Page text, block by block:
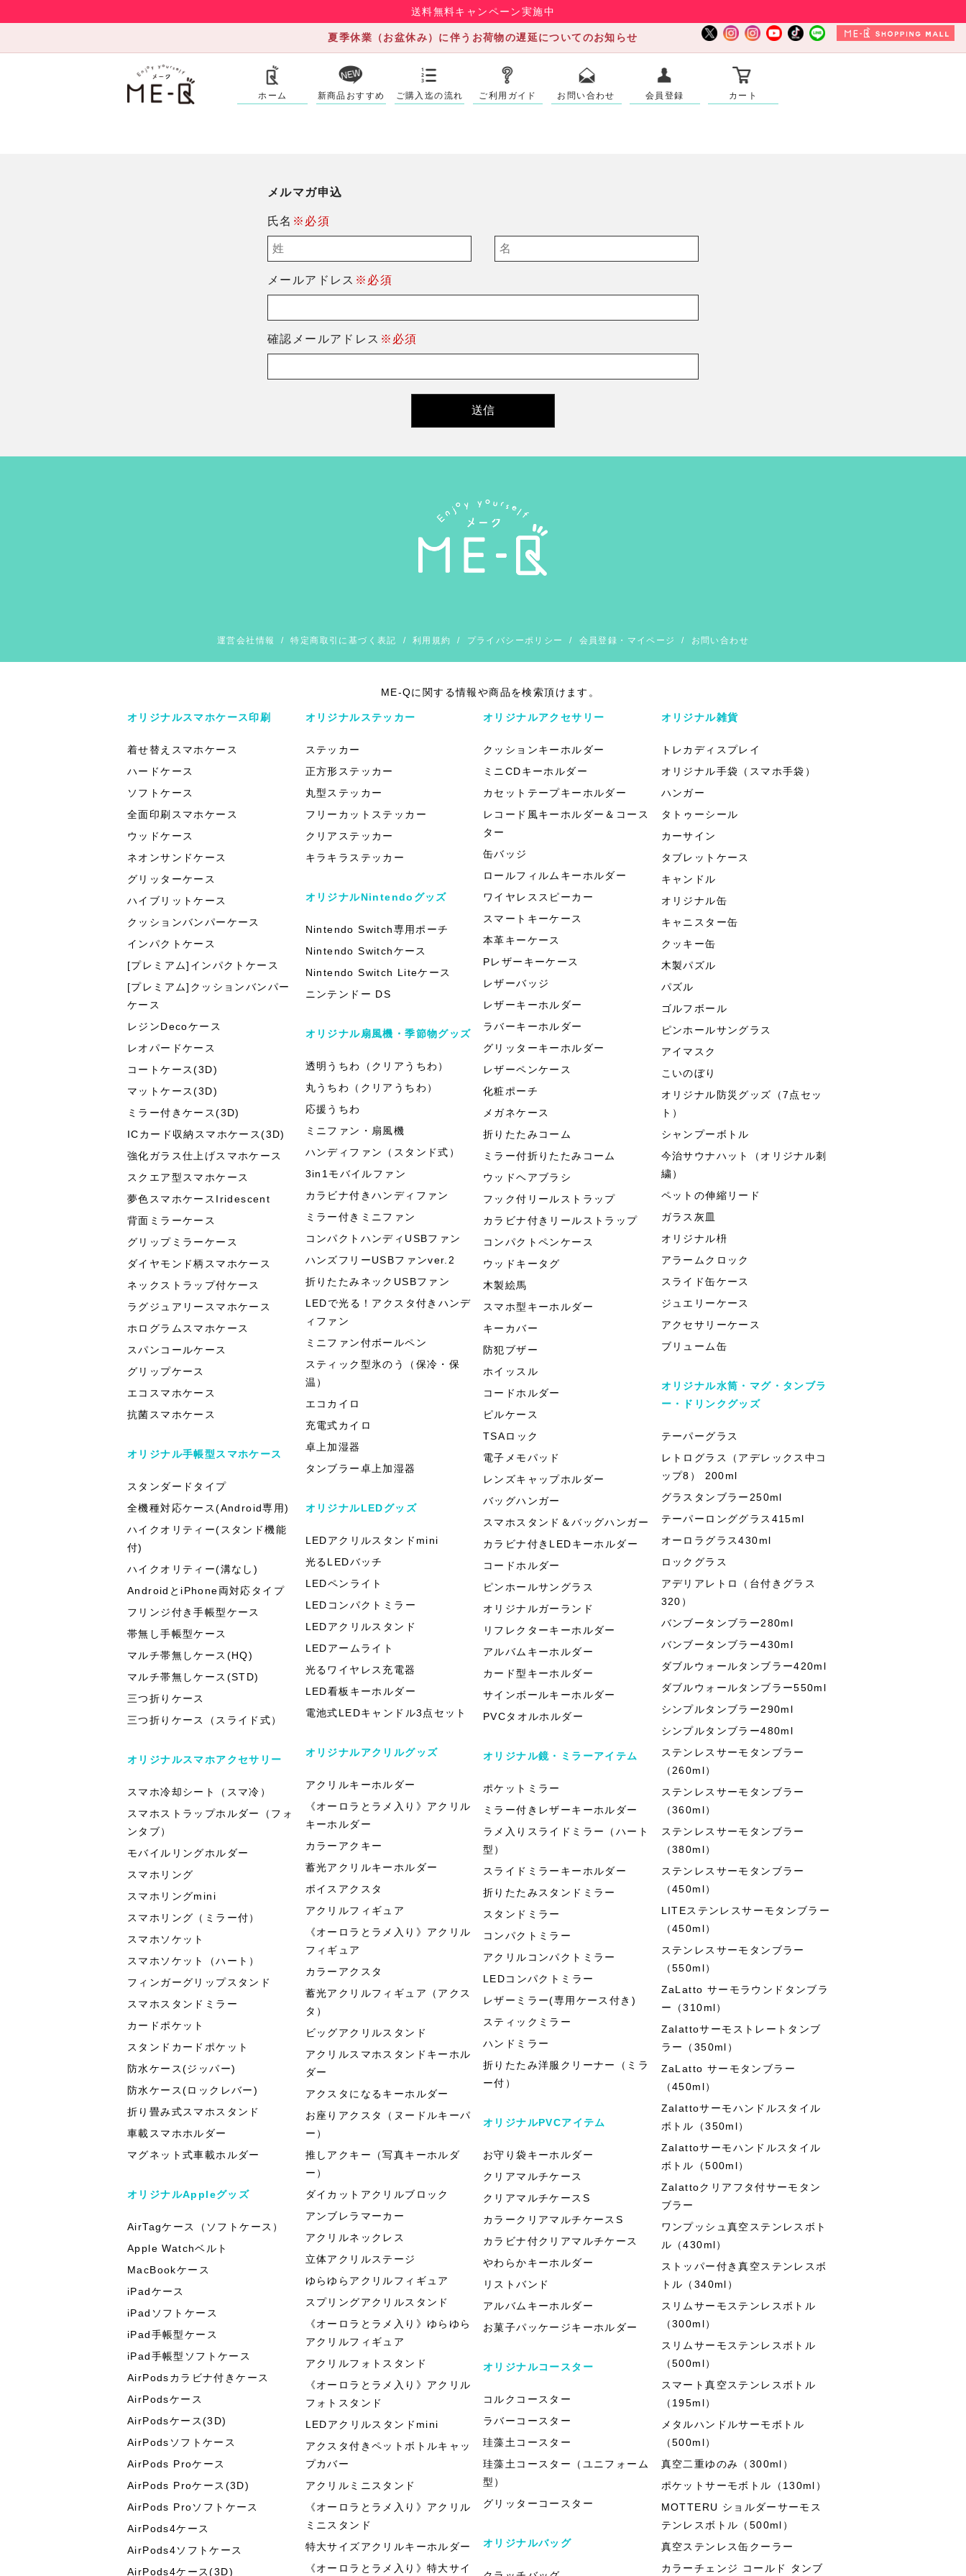
送料無料キャンペーン実施中
夏季休業（お盆休み）に伴うお荷物の遅延についてのお知らせ
ホーム 新商品おすすめ ご購入迄の流れ ご利用ガイド お問い合わせ 会員登録 カート
メルマガ申込
氏名 ※必須
メールアドレス ※必須
確認メールアドレス ※必須
運営会社情報 /特定商取引に基づく表記 / 利用規約 / プライバシーポリシー / 会員登録・マイページ / お問い合わせ
ME-Qに関する情報や商品を検索頂けます。
オリジナルスマホケース印刷
着せ替えスマホケース
ハードケース
ソフトケース
全面印刷スマホケース
ウッドケース
ネオンサンドケース
グリッターケース
ハイブリットケース
クッションバンパーケース
インパクトケース
[プレミアム]インパクトケース
[プレミアム]クッションバンパー
ケース
レジンDecoケース
レオパードケース
コートケース(3D)
マットケース(3D)
ミラー付きケース(3D)
ICカード収納スマホケース(3D)
強化ガラス仕上げスマホケース
スクエア型スマホケース
夢色スマホケースIridescent
背面ミラーケース
グリップミラーケース
ダイヤモンド柄スマホケース
ネックストラップ付ケース
ラグジュアリースマホケース
ホログラムスマホケース
スパンコールケース
グリップケース
エコスマホケース
抗菌スマホケース
オリジナル手帳型スマホケース
スタンダードタイプ
全機種対応ケース(Android専用)
ハイクオリティー(スタンド機能
付)
ハイクオリティー(溝なし)
AndroidとiPhone両対応タイプ
フリンジ付き手帳型ケース
帯無し手帳型ケース
マルチ帯無しケース(HQ)
マルチ帯無しケース(STD)
三つ折りケース
三つ折りケース（スライド式）
オリジナルスマホアクセサリー
スマホ冷却シート（スマ冷）
スマホストラップホルダー（フォ
ンタブ）
モバイルリングホルダー
スマホリング
スマホリングmini
スマホリング（ミラー付）
スマホソケット
スマホソケット（ハート）
フィンガーグリップスタンド
スマホスタンドミラー
カードポケット
スタンドカードポケット
防水ケース(ジッパー)
防水ケース(ロックレバー)
折り畳み式スマホスタンド
車載スマホホルダー
マグネット式車載ホルダー
オリジナルAppleグッズ
AirTagケース（ソフトケース）
Apple Watchベルト
MacBookケース
iPadケース
iPadソフトケース
iPad手帳型ケース
iPad手帳型ソフトケース
AirPodsカラビナ付きケース
AirPodsケース
AirPodsケース(3D)
AirPodsソフトケース
AirPods Proケース
AirPods Proケース(3D)
AirPods Proソフトケース
AirPods4ケース
AirPods4ソフトケース
AirPods4ケース(3D)
オリジナルステッカー
ステッカー
正方形ステッカー
丸型ステッカー
フリーカットステッカー
クリアステッカー
キラキラステッカー
オリジナルNintendoグッズ
Nintendo Switch専用ポーチ
Nintendo Switchケース
Nintendo Switch Liteケース
ニンテンドー DS
オリジナル扇風機・季節物グッズ
透明うちわ（クリアうちわ）
丸うちわ（クリアうちわ）
応援うちわ
ミニファン・扇風機
ハンディファン（スタンド式）
3in1モバイルファン
カラビナ付きハンディファン
ミラー付きミニファン
コンパクトハンディUSBファン
ハンズフリーUSBファンver.2
折りたたみネックUSBファン
LEDで光る！アクスタ付きハンデ
ィファン
ミニファン付ボールペン
スティック型氷のう（保冷・保
温）
エコカイロ
充電式カイロ
卓上加湿器
タンブラー卓上加湿器
オリジナルLEDグッズ
LEDアクリルスタンドmini
光るLEDバッチ
LEDペンライト
LEDコンパクトミラー
LEDアクリルスタンド
LEDアームライト
光るワイヤレス充電器
LED看板キーホルダー
電池式LEDキャンドル3点セット
オリジナルアクリルグッズ
アクリルキーホルダー
《オーロラとラメ入り》アクリル
キーホルダー
カラーアクキー
蓄光アクリルキーホルダー
ボイスアクスタ
アクリルフィギュア
《オーロラとラメ入り》アクリル
フィギュア
カラーアクスタ
蓄光アクリルフィギュア（アクス
タ）
ビッグアクリルスタンド
アクリルスマホスタンドキーホル
ダー
アクスタになるキーホルダー
お座りアクスタ（ヌードルキーパ
ー）
推しアクキー（写真キーホルダ
ー）
ダイカットアクリルブロック
アンブレラマーカー
アクリルネックレス
立体アクリルステージ
ゆらゆらアクリルフィギュア
スプリングアクリルスタンド
《オーロラとラメ入り》ゆらゆら
アクリルフィギュア
アクリルフォトスタンド
《オーロラとラメ入り》アクリル
フォトスタンド
LEDアクリルスタンドmini
アクスタ付きペットボトルキャッ
プカバー
アクリルミニスタンド
《オーロラとラメ入り》アクリル
ミニスタンド
特大サイズアクリルキーホルダー
《オーロラとラメ入り》特大サイ
オリジナルアクセサリー
クッションキーホルダー
ミニCDキーホルダー
カセットテープキーホルダー
レコード風キーホルダー＆コース
ター
缶バッジ
ロールフィルムキーホルダー
ワイヤレススピーカー
スマートキーケース
本革キーケース
Pレザーキーケース
レザーバッジ
レザーキーホルダー
ラバーキーホルダー
グリッターキーホルダー
レザーペンケース
化粧ポーチ
メガネケース
折りたたみコーム
ミラー付折りたたみコーム
ウッドヘアブラシ
フック付リールストラップ
カラビナ付きリールストラップ
コンパクトペンケース
ウッドキータグ
木製絵馬
スマホ型キーホルダー
キーカバー
防犯ブザー
ホイッスル
コードホルダー
ピルケース
TSAロック
電子メモパッド
レンズキャップホルダー
バッグハンガー
スマホスタンド＆バッグハンガー
カラビナ付きLEDキーホルダー
コードホルダー
ピンホールサングラス
オリジナルガーランド
リフレクターキーホルダー
アルバムキーホルダー
カード型キーホルダー
サインボールキーホルダー
PVCタオルホルダー
オリジナル鏡・ミラーアイテム
ポケットミラー
ミラー付きレザーキーホルダー
ラメ入りスライドミラー（ハート
型）
スライドミラーキーホルダー
折りたたみスタンドミラー
スタンドミラー
コンパクトミラー
アクリルコンパクトミラー
LEDコンパクトミラー
レザーミラー(専用ケース付き)
スティックミラー
ハンドミラー
折りたたみ洋服クリーナー（ミラ
ー付）
オリジナルPVCアイテム
お守り袋キーホルダー
クリアマルチケース
クリアマルチケースS
カラークリアマルチケースS
カラビナ付クリアマルチケース
やわらかキーホルダー
リストバンド
アルバムキーホルダー
お菓子パッケージキーホルダー
オリジナルコースター
コルクコースター
ラバーコースター
珪藻土コースター
珪藻土コースター（ユニフォーム
型）
グリッターコースター
オリジナルバッグ
オリジナル雑貨
トレカディスプレイ
オリジナル手袋（スマホ手袋）
ハンガー
タトゥーシール
カーサイン
タブレットケース
キャンドル
オリジナル缶
キャニスター缶
クッキー缶
木製パズル
パズル
ゴルフボール
ピンホールサングラス
アイマスク
こいのぼり
オリジナル防災グッズ（7点セッ
ト）
シャンプーボトル
今治サウナハット（オリジナル刺
繍）
ペットの伸縮リード
ガラス灰皿
オリジナル枡
アラームクロック
スライド缶ケース
ジュエリーケース
アクセサリーケース
ブリューム缶
オリジナル水筒・マグ・タンブラ
ー・ドリンクグッズ
テーパーグラス
レトログラス（アデレックス中コ
ップ8） 200ml
グラスタンブラー250ml
テーパーロンググラス415ml
オーロラグラス430ml
ロックグラス
アデリアレトロ（台付きグラス
320）
バンブータンブラー280ml
バンブータンブラー430ml
ダブルウォールタンブラー420ml
ダブルウォールタンブラー550ml
シンプルタンブラー290ml
シンプルタンブラー480ml
ステンレスサーモタンブラー
（260ml）
ステンレスサーモタンブラー
（360ml）
ステンレスサーモタンブラー
（380ml）
ステンレスサーモタンブラー
（450ml）
LITEステンレスサーモタンブラー
（450ml）
ステンレスサーモタンブラー
（550ml）
ZaLatto サーモラウンドタンブラ
ー（310ml）
Zalattoサーモストレートタンブ
ラー（350ml）
ZaLatto サーモタンブラー
（450ml）
Zalattoサーモハンドルスタイル
ボトル（350ml）
Zalattoサーモハンドルスタイル
ボトル（500ml）
Zalattoクリアフタ付サーモタン
ブラー
ワンプッシュ真空ステンレスボト
ル（430ml）
ストッパー付き真空ステンレスボ
トル（340ml）
スリムサーモステンレスボトル
（300ml）
スリムサーモステンレスボトル
（500ml）
スマート真空ステンレスボトル
（195ml）
メタルハンドルサーモボトル
（500ml）
真空二重ゆのみ（300ml）
ポケットサーモボトル（130ml）
MOTTERU ショルダーサーモス
テンレスボトル（500ml）
真空ステンレス缶クーラー
カラーチェンジ コールド タンブ